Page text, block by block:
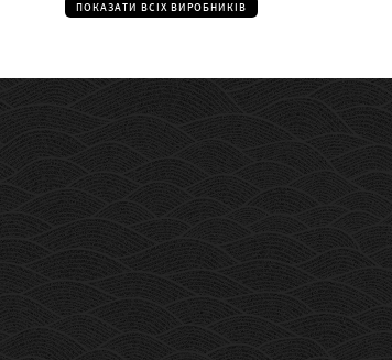
ПОКАЗАТИ ВСІХ ВИРОБНИКІВ